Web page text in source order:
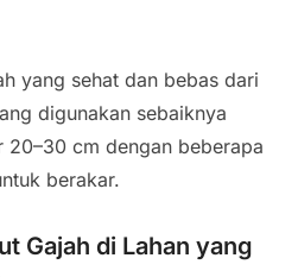
yang sehat dan bebas dari
digunakan sebaiknya
20–30 cm dengan beberapa
berakar.
Gajah di Lahan yang